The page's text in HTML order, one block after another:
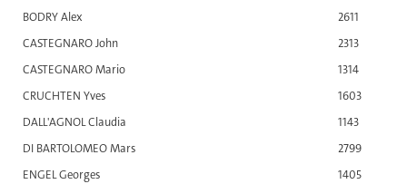
BODRY Alex
2611
CASTEGNARO John
2313
CASTEGNARO Mario
1314
CRUCHTEN Yves
1603
DALL'AGNOL Claudia
1143
DI BARTOLOMEO Mars
2799
ENGEL Georges
1405